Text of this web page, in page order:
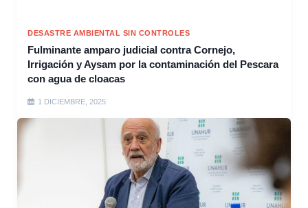
DESASTRE AMBIENTAL SIN CONTROLES
Fulminante amparo judicial contra Cornejo,
Irrigación y Aysam por la contaminación del Pescara
con agua de cloacas
1 DICIEMBRE, 2025